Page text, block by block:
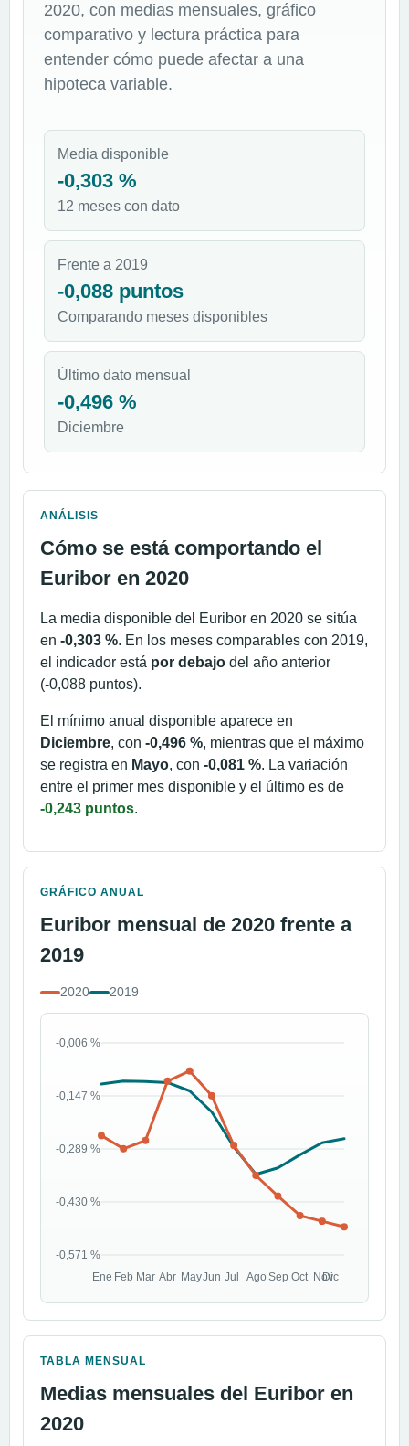
2020, con medias mensuales, gráfico
comparativo y lectura práctica para
entender cómo puede afectar a una
hipoteca variable.
Media disponible
-0,303 %
12 meses con dato
Frente a 2019
-0,088 puntos
Comparando meses disponibles
Último dato mensual
-0,496 %
Diciembre
ANÁLISIS
Cómo se está comportando el
Euribor en 2020
La media disponible del Euribor en 2020 se sitúa
en -0,303 %. En los meses comparables con 2019,
el indicador está por debajo del año anterior
(-0,088 puntos).
El mínimo anual disponible aparece en
Diciembre, con -0,496 %, mientras que el máximo
se registra en Mayo, con -0,081 %. La variación
entre el primer mes disponible y el último es de
-0,243 puntos.
GRÁFICO ANUAL
Euribor mensual de 2020 frente a
2019
2020 2019
TABLA MENSUAL
Medias mensuales del Euribor en
2020